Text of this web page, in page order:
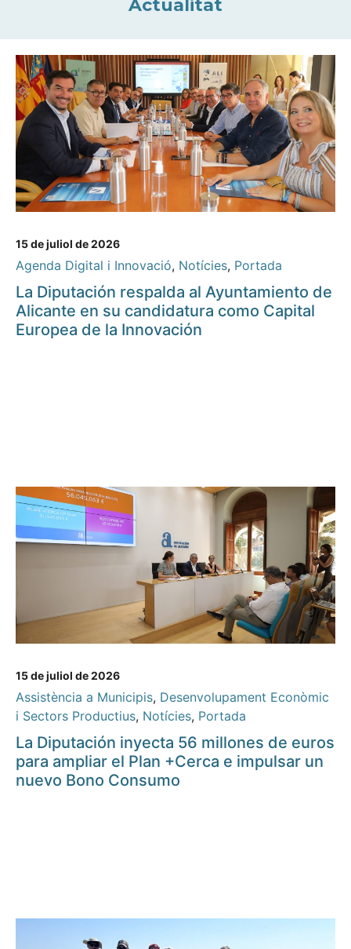
Actualitat
15 de juliol de 2026
Agenda Digital i Innovació, Notícies, Portada
La Diputación respalda al Ayuntamiento de
Alicante en su candidatura como Capital
Europea de la Innovación
15 de juliol de 2026
Assistència a Municipis, Desenvolupament Econòmic
i Sectors Productius, Notícies, Portada
La Diputación inyecta 56 millones de euros
para ampliar el Plan +Cerca e impulsar un
nuevo Bono Consumo